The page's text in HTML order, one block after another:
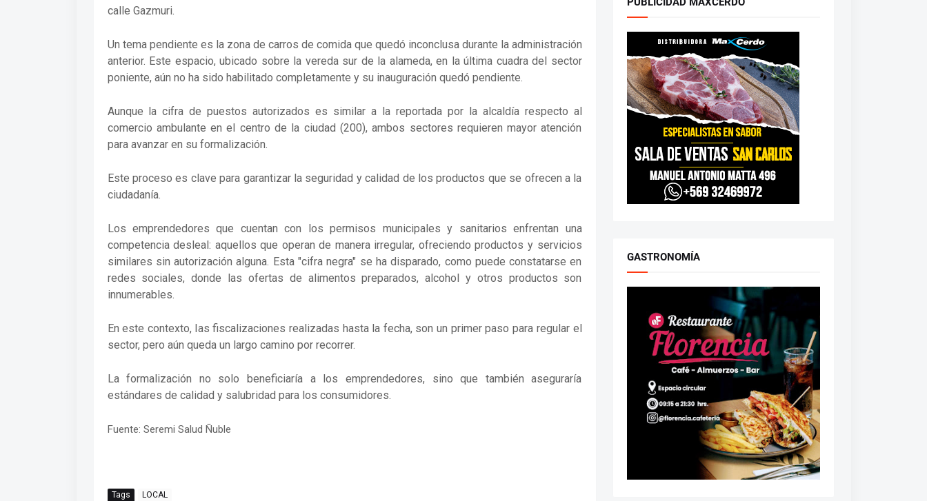
calle Gazmuri.
Un tema pendiente es la zona de carros de comida que quedó inconclusa durante la administración
anterior. Este espacio, ubicado sobre la vereda sur de la alameda, en la última cuadra del sector
poniente, aún no ha sido habilitado completamente y su inauguración quedó pendiente.
Aunque la cifra de puestos autorizados es similar a la reportada por la alcaldía respecto al
comercio ambulante en el centro de la ciudad (200), ambos sectores requieren mayor atención
para avanzar en su formalización.
Este proceso es clave para garantizar la seguridad y calidad de los productos que se ofrecen a la
ciudadanía.
Los emprendedores que cuentan con los permisos municipales y sanitarios enfrentan una
competencia desleal: aquellos que operan de manera irregular, ofreciendo productos y servicios
similares sin autorización alguna. Esta "cifra negra" se ha disparado, como puede constatarse en
redes sociales, donde las ofertas de alimentos preparados, alcohol y otros productos son
innumerables.
En este contexto, las fiscalizaciones realizadas hasta la fecha, son un primer paso para regular el
sector, pero aún queda un largo camino por recorrer.
La formalización no solo beneficiaría a los emprendedores, sino que también aseguraría
estándares de calidad y salubridad para los consumidores.
Fuente: Seremi Salud Ñuble
Tags LOCAL
GASTRONOMÍA